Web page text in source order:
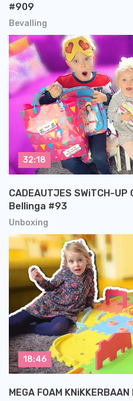
Bevalling
#909
Unboxing
CADEAUTJES SWiTCH-UP
Bellinga #93
32:18
MEGA FOAM
18:46